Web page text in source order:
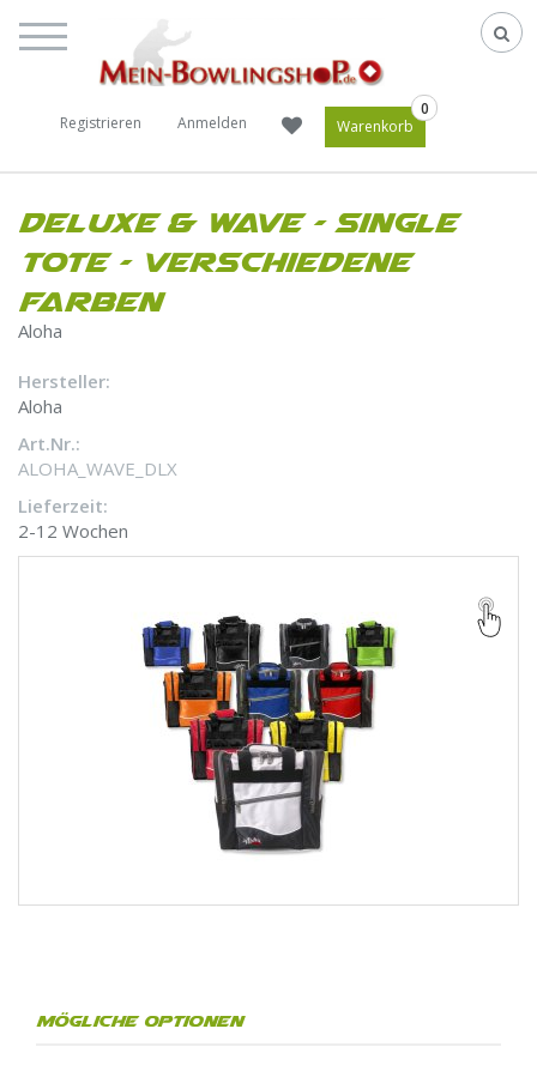
Registrieren Anmelden
0
Warenkorb
Deluxe & Wave - Single
Tote - Verschiedene
Farben
Aloha
Hersteller:
Aloha
Art.Nr.:
ALOHA_WAVE_DLX
Lieferzeit:
2-12 Wochen
Mögliche Optionen